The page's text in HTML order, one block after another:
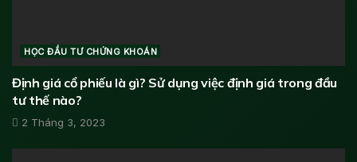
HỌC ĐẦU TƯ CHỨNG KHOÁN
Định giá cổ phiếu là gì? Sử dụng việc định giá trong đầu
tư thế nào?
2 Tháng 3, 2023